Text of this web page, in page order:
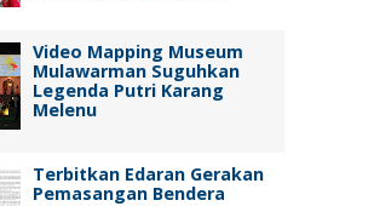
Video Mapping Museum
Mulawarman Suguhkan
Legenda Putri Karang
Melenu
Terbitkan Edaran Gerakan
Pemasangan Bendera